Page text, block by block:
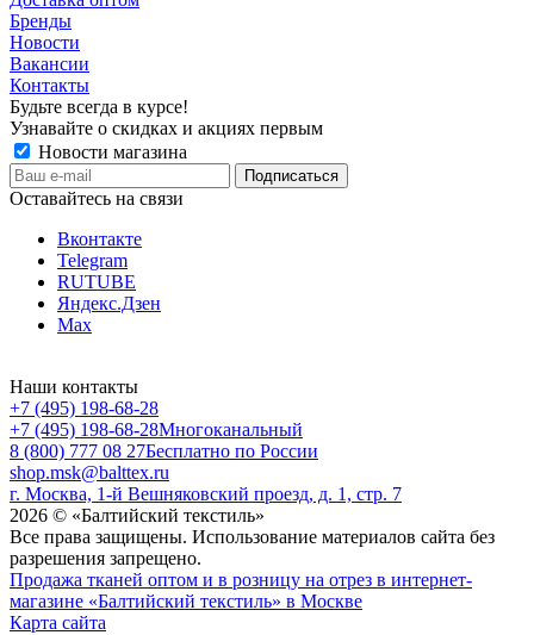
Бренды
Новости
Вакансии
Контакты
Будьте всегда в курсе!
Узнавайте о скидках и акциях первым
Новости магазина
Оставайтесь на связи
Вконтакте
Telegram
RUTUBE
Яндекс.Дзен
Max
Наши контакты
+7 (495) 198-68-28
+7 (495) 198-68-28Многоканальный
8 (800) 777 08 27Бесплатно по России
shop.msk@balttex.ru
г. Москва, 1-й Вешняковский проезд, д. 1, стр. 7
2026 © «Балтийский текстиль»
Все права защищены. Использование материалов сайта без
разрешения запрещено.
Продажа тканей оптом и в розницу на отрез в интернет-
магазине «Балтийский текстиль» в Москве
Карта сайта